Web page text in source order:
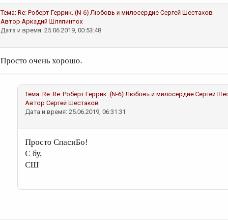
Тема: Re: Роберт Геррик. (N-6) Любовь и милосердие Сергей Шестаков
Автор Аркадий Шляпинтох
Дата и время: 25.06.2019, 00:53:48
Просто очень хорошо.
Тема: Re: Re: Роберт Геррик. (N-6) Любовь и милосердие Сергей
Автор Сергей Шестаков
Дата и время: 25.06.2019, 06:31:31
Просто СпасиБо!
С бу,
СШ